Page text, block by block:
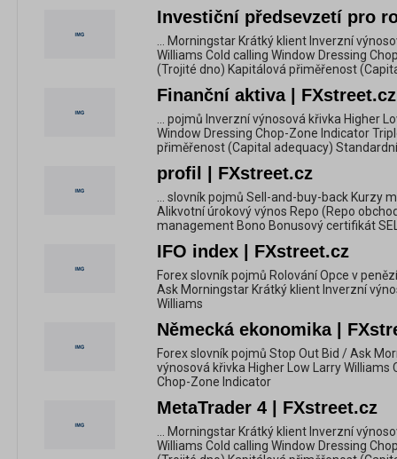
Investiční předsevzetí pro
... Morningstar Krátký klient Inverzní
Williams Cold calling Window Dressing
(Trojité dno) Kapitálová přiměřenost
Finanční aktiva | FXstreet.cz
... pojmů Inverzní výnosová křivka Higher
Window Dressing Chop-Zone Indicator
přiměřenost (Capital adequacy)
profil | FXstreet.cz
... slovník pojmů Sell-and-buy-back Kurzy
Alikvotní úrokový výnos Repo (Repo
management Bono Bonusový certifikát
IFO index | FXstreet.cz
Forex slovník pojmů Rolování Opce v
Ask Morningstar Krátký klient Inverzní
Williams
Německá ekonomika |
Forex slovník pojmů Stop Out Bid / Ask
výnosová křivka Higher Low Larry Williams
Chop-Zone Indicator
MetaTrader 4 | FXstreet.cz
... Morningstar Krátký klient Inverzní
Williams Cold calling Window Dressing